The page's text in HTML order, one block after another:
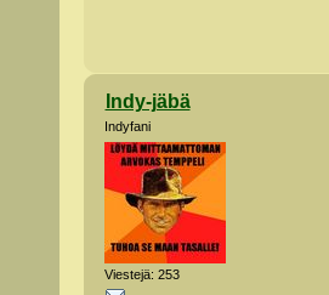
Indy-jäbä
Indyfani
Viestejä: 253